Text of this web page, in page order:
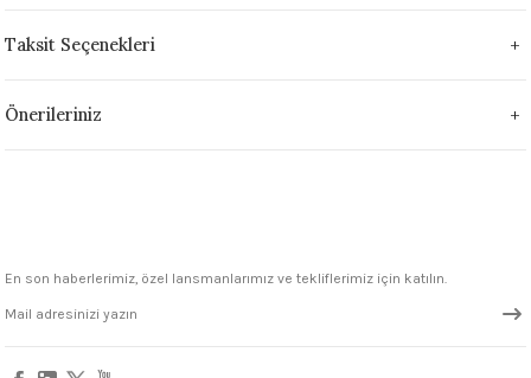
Taksit Seçenekleri
Önerileriniz
En son haberlerimiz, özel lansmanlarımız ve tekliflerimiz için katılın.